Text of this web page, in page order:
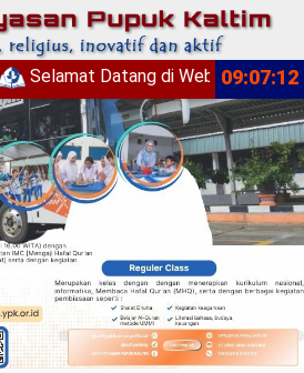
Selamat Datang di Website SD 1
09:07:12